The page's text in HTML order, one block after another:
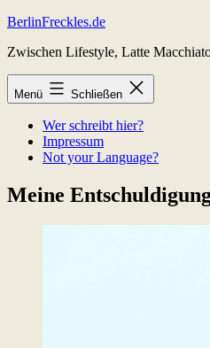
Zum
springen
BerlinFreckles.de
Zwischen Lifestyle, Latte
Menü Schließen
Wer schreibt hier?
Impressum
Not your Language?
Meine